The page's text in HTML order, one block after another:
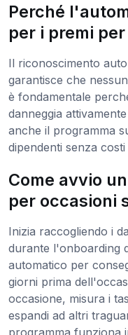
Perché
per i premi
Il riconoscimento
garantisce che
è fondamentale
danneggia
anche il programma
dipendenti senza
Come avvio
per occasioni
Inizia raccogliendo i
durante l'onboarding
automatico per
giorni prima
occasione, misura i
espandi ad altri
programma funziona